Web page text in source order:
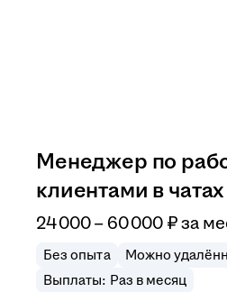
Менеджер по
клиентами в чатах
24 000–60 000 ₽ за
Без опыта
Можно
Выплаты: Раз в месяц